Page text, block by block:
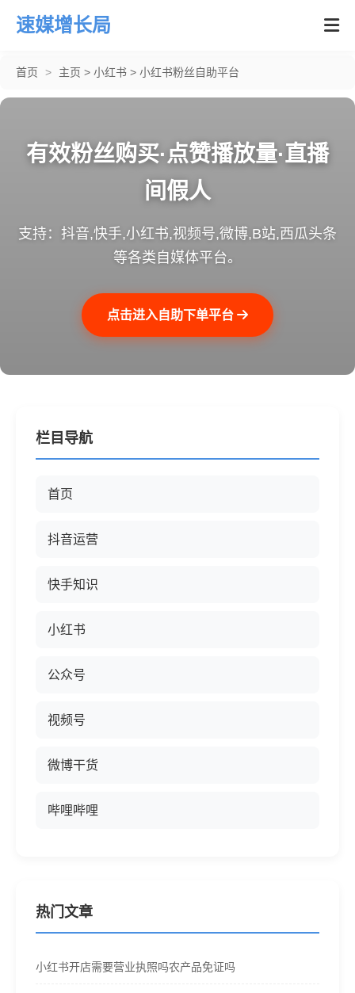
速媒增长局
首页 > 主页 > 小红书 > 小红书粉丝自助平台
有效粉丝购买·点赞播放量·直播
间假人
支持：抖音,快手,小红书,视频号,微博,B站,西瓜头条
等各类自媒体平台。
点击进入自助下单平台
栏目导航
首页
抖音运营
快手知识
小红书
公众号
视频号
微博干货
哔哩哔哩
热门文章
小红书开店需要营业执照吗农产品免证吗